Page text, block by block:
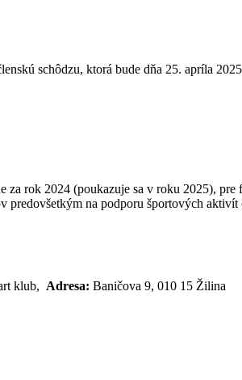
schôdzu, ktorá bude dňa 25. apríla
rok 2024 (poukazuje sa v roku 2025),
predovšetkým na podporu športových
klub, Adresa: Baničova 9, 010 15 Žilina